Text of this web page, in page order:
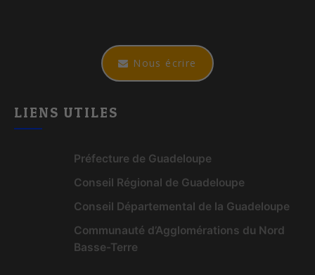
Nous écrire
LIENS UTILES
Préfecture de Guadeloupe
Conseil Régional de Guadeloupe
Conseil Départemental de la Guadeloupe
Communauté d’Agglomérations du Nord
Basse-Terre